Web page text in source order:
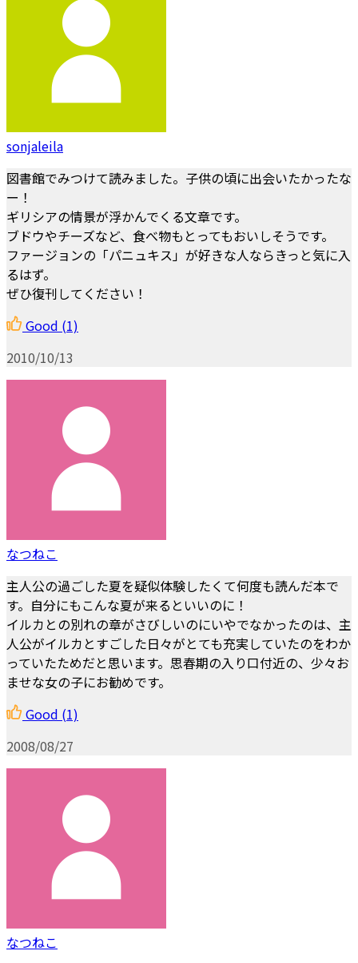
sonjaleila
図書館でみつけて読みました。子供の頃に出会いたかったな
ー！
ギリシアの情景が浮かんでくる文章です。
ブドウやチーズなど、食べ物もとってもおいしそうです。
ファージョンの「パニュキス」が好きな人ならきっと気に入
るはず。
ぜひ復刊してください！
Good (1)
2010/10/13
なつねこ
主人公の過ごした夏を疑似体験したくて何度も読んだ本で
す。自分にもこんな夏が来るといいのに！
イルカとの別れの章がさびしいのにいやでなかったのは、主
人公がイルカとすごした日々がとても充実していたのをわか
っていたためだと思います。思春期の入り口付近の、少々お
ませな女の子にお勧めです。
Good (1)
2008/08/27
なつねこ